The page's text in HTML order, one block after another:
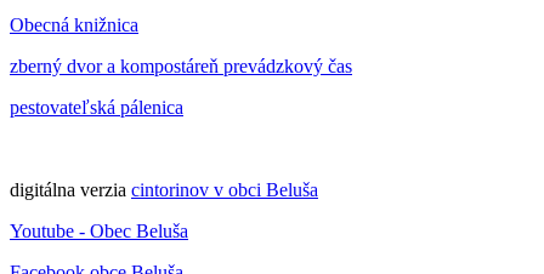
Obecná knižnica
zberný dvor a kompostáreň prevádzkový čas
pestovateľská pálenica
digitálna verzia cintorinov v obci Beluša
Youtube - Obec Beluša